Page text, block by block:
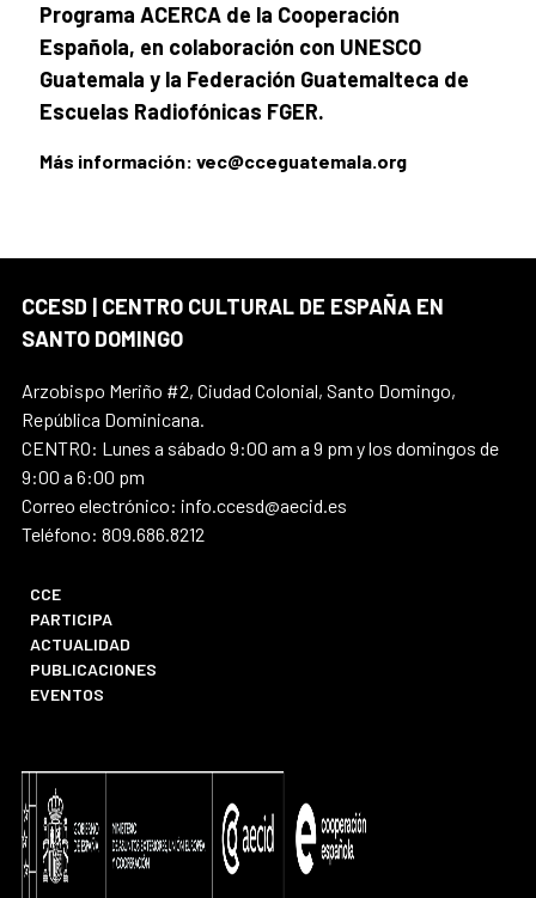
Programa ACERCA de la Cooperación
Española, en colaboración con UNESCO
Guatemala y la Federación Guatemalteca de
Escuelas Radiofónicas FGER.
Más información: vec@cceguatemala.org
CCESD | CENTRO CULTURAL DE ESPAÑA EN
SANTO DOMINGO
Arzobispo Meriño #2, Ciudad Colonial, Santo Domingo,
República Dominicana.
CENTRO: Lunes a sábado 9:00 am a 9 pm y los domingos de
9:00 a 6:00 pm
Correo electrónico: info.ccesd@aecid.es
Teléfono: 809.686.8212
CCE
PARTICIPA
ACTUALIDAD
PUBLICACIONES
EVENTOS